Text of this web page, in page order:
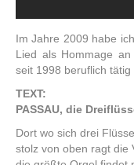
Im Jahre 2009 habe
Lied als Hommage
seit 1998 beruflich
TEXT:
PASSAU, die
Dort wo sich drei
stolz von oben ragt die